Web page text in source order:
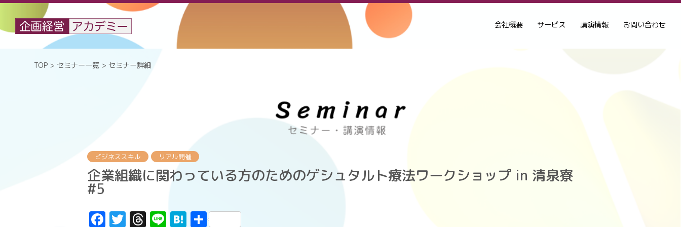
会社概要 サービス 講演情報 お問い合わせ
TOP >セミナー一覧 > セミナー詳細
ビジネススキル リアル開催
企業組織に関わっている方のためのゲシュタルト療法ワークショップ in 清泉寮
#5
F T T Li H 共